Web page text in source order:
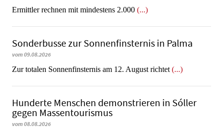
Ermittler rechnen mit mindestens 2.000 (...)
Sonderbusse zur Sonnenfinsternis in Palma
vom 09.08.2026
Zur totalen Sonnenfinsternis am 12. August richtet (...)
Hunderte Menschen demonstrieren in Sóller
gegen Massentourismus
vom 08.08.2026